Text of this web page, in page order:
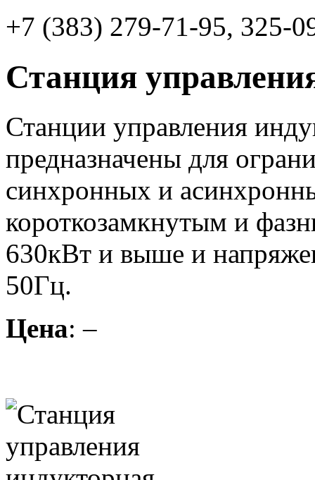
+7 (383) 279-71-95, 325-
Станция
Станции управления
предназначены для
синхронных и
короткозамкнутым и
630кВт и выше и
50Гц.
Цена: –